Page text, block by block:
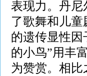
表现力。丹尼
了歌舞和儿
的遗传显性
的小鸟”用丰
为赞赏。相比